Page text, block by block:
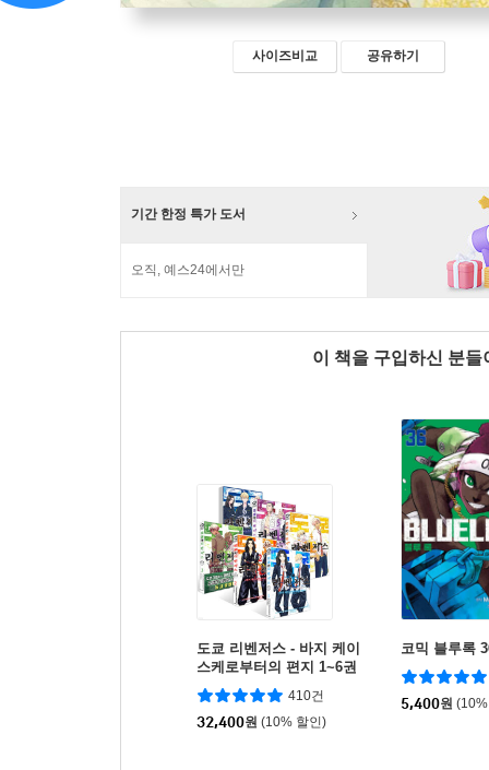
사이즈비교 공유하기
기간 한정 특가 도서
오직, 예스24에서만
이 책을 구입하신 분
도쿄 리벤저스 - 바지 케이
스케로부터의 편지 1~6권
세트
410건
32,400원 (10% 할인)
코믹 블루록
5,400원